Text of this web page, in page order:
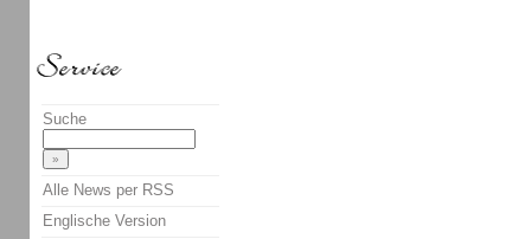
Suche
Alle News per RSS
Englische Version